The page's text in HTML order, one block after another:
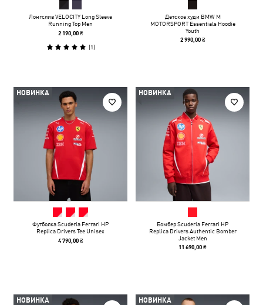
Лонгслив VELOCITY Long Sleeve
Running Top Men
2 190,00 ₴
(1)
Детское худи BMW M
MOTORSPORT Essentials Hoodie
Youth
2 990,00 ₴
НОВИНКА
Футболка Scuderia Ferrari HP
Replica Drivers Tee Unisex
4 790,00 ₴
НОВИНКА
Бомбер Scuderia Ferrari HP
Replica Drivers Authentic Bomber
Jacket Men
11 690,00 ₴
НОВИНКА НОВИНКА